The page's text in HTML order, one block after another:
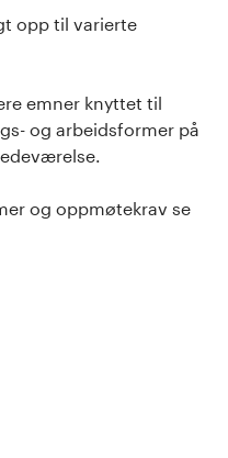
opp til varierte
emner knyttet til
og arbeidsformer på
og oppmøtekrav se